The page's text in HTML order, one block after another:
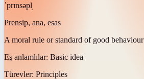
ˈprɪnsəpl̩
Prensip, ana, esas
A moral rule or standard of good behaviour
Eş anlamlılar: Basic idea
Türevler: Principles